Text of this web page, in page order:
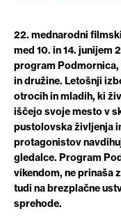
22. mednarodni
med 10. in 14. junijem
program
in družine. Letošnji
otrocih in mladih, ki
iščejo svoje mesto v
pustolovska življenja
protagonistov
gledalce. Program
vikendom, ne prinaša
tudi na brezplačne
sprehode.